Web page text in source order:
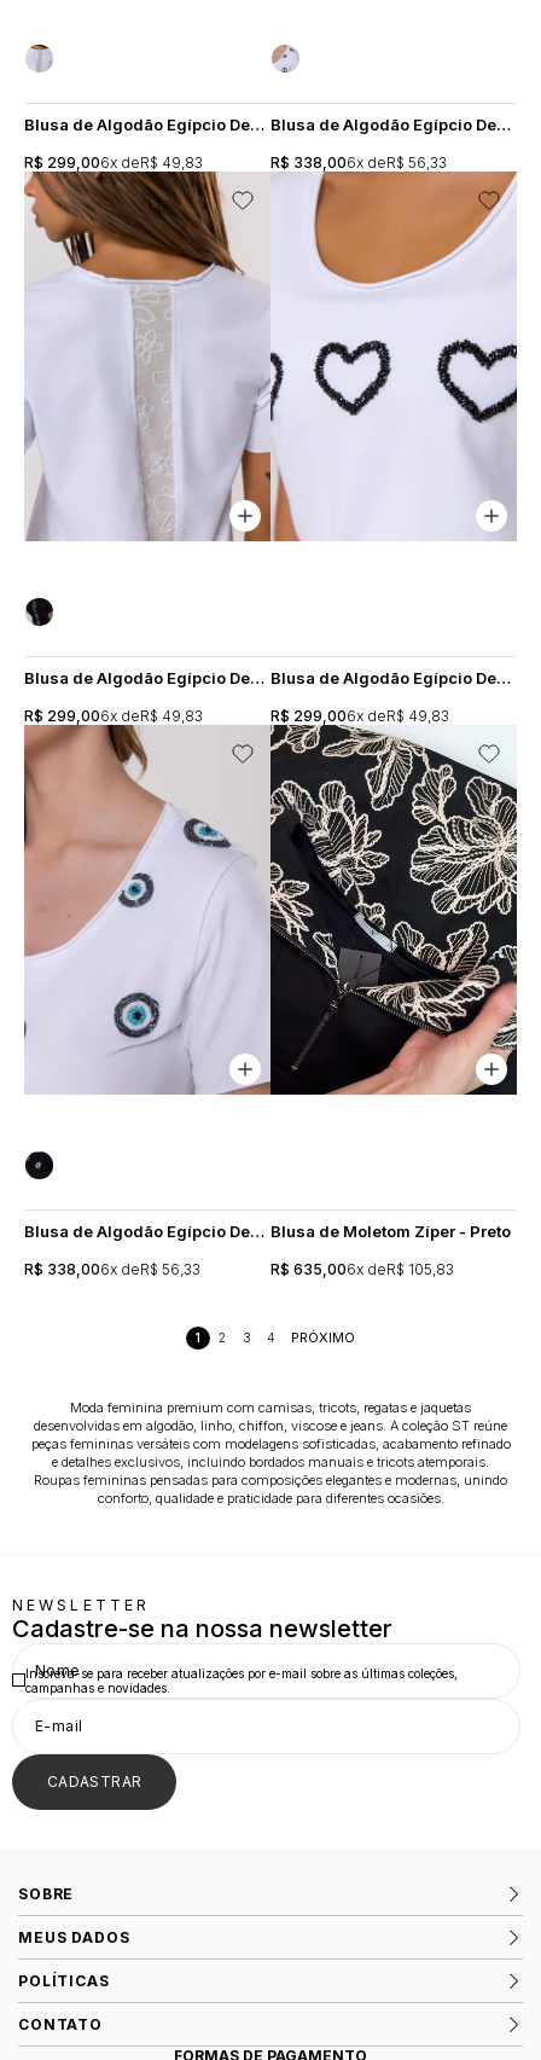
Blusa de Algodão Egípcio Decote U Mirian - Preta
R$ 299,006x R$ 49,83
Blusa de Algodão Egípcio Decote U Bordado Olho Grego - Preta
R$ 338,006x R$ 56,33
Blusa de Algodão Egípcio Decote U Mirian - Branca
R$ 299,006x R$ 49,83
Blusa de Algodão Egípcio Decote U Bordado Coração Preto - Branca
R$ 299,006x R$ 49,83
Blusa de Algodão Egípcio Decote U Bordado Olho Grego - Branca
R$ 338,006x R$ 56,33
Blusa de Moletom Zíper - Preto
R$ 635,006x R$ 105,83
1 2 3 4
Moda feminina premium com camisas, tricots, regatas e jaquetas
desenvolvidas em algodão, linho, chiffon, viscose e jeans. A coleção ST reúne
peças femininas versáteis com modelagens sofisticadas, acabamento refinado
e detalhes exclusivos, incluindo bordados manuais e tricots atemporais.
Roupas femininas pensadas para composições elegantes e modernas, unindo
conforto, qualidade e praticidade para diferentes ocasiões.
NEWSLETTER
Cadastre-se na nossa newsletter
CADASTRAR
Inscreva-se para receber atualizações por e-mail sobre as últimas coleções,
campanhas e novidades.
SOBRE
MEUS DADOS
POLÍTICAS
CONTATO
FORMAS DE PAGAMENTO